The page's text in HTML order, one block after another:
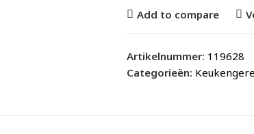
Add to compare
Artikelnummer: 119628
Categorieën: